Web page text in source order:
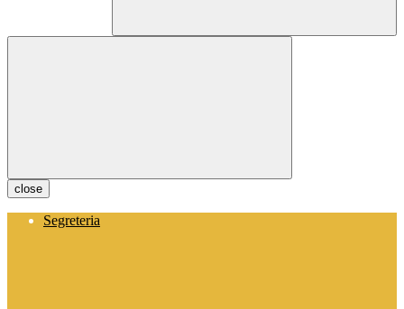
close
Segreteria